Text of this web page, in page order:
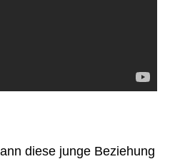
diese junge Beziehung